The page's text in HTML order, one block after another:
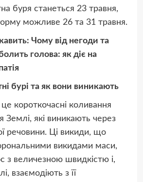
буря станеться 23 травня,
можливе 26 та 31 травня.
Чому від негоди та
голова: як діє на
бурі та як вони виникають
це короткочасні коливання
Землі, які виникають через
речовини. Ці викиди, що
викидами маси,
з величезною швидкістю і,
взаємодіють з її